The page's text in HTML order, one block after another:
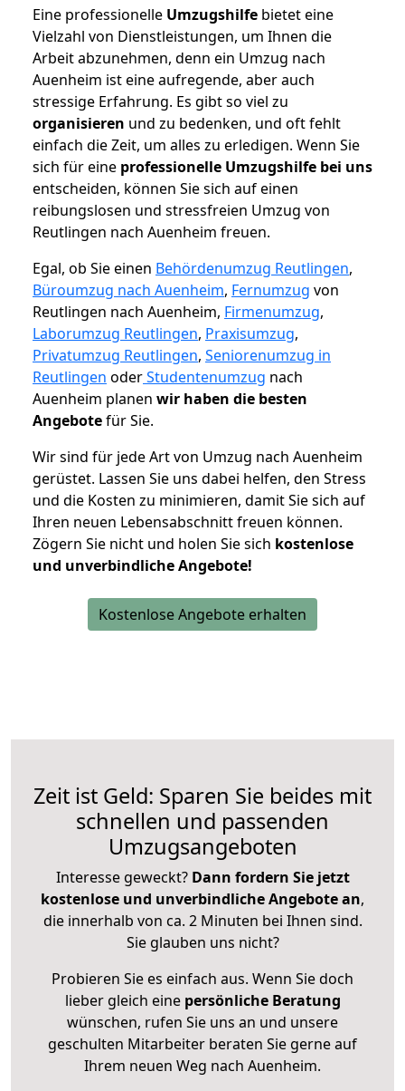
Eine professionelle Umzugshilfe bietet eine
Vielzahl von Dienstleistungen, um Ihnen die
Arbeit abzunehmen, denn ein Umzug nach
Auenheim ist eine aufregende, aber auch
stressige Erfahrung. Es gibt so viel zu
organisieren und zu bedenken, und oft fehlt
einfach die Zeit, um alles zu erledigen. Wenn Sie
sich für eine professionelle Umzugshilfe bei uns
entscheiden, können Sie sich auf einen
reibungslosen und stressfreien Umzug von
Reutlingen nach Auenheim freuen.
Egal, ob Sie einen Behördenumzug Reutlingen,
Büroumzug nach Auenheim, Fernumzug von
Reutlingen nach Auenheim, Firmenumzug,
Laborumzug Reutlingen, Praxisumzug,
Privatumzug Reutlingen, Seniorenumzug in
Reutlingen oderStudentenumzug nach
Auenheim planen wir haben die besten
Angebotefür Sie.
Wir sind für jede Art von Umzug nach Auenheim
gerüstet. Lassen Sie uns dabei helfen, den Stress
und die Kosten zu minimieren, damit Sie sich auf
Ihren neuen Lebensabschnitt freuen können.
Zögern Sie nicht und holen Sie sich kostenlose
und unverbindliche Angebote!
Kostenlose Angebote erhalten
Zeit ist Geld: Sparen Sie beides mit
schnellen und passenden
Umzugsangeboten
Interesse geweckt? Dann fordern Sie jetzt
kostenlose und unverbindliche Angebote an,
die innerhalb von ca. 2 Minuten bei Ihnen sind.
Sie glauben uns nicht?
Probieren Sie es einfach aus. Wenn Sie doch
lieber gleich eine persönliche Beratung
wünschen, rufen Sie uns an und unsere
geschulten Mitarbeiter beraten Sie gerne auf
Ihrem neuen Weg nach Auenheim.